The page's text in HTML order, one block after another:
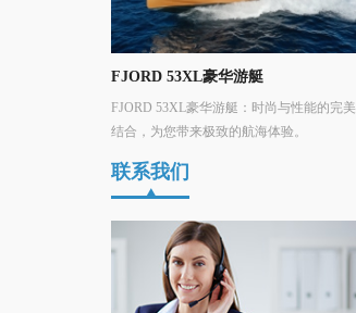
全新Hanse 461全能巡航帆船，续写
经典航海传奇
承袭 Hanse 460 经典船体全面升级，搭载三
大原厂航海黑科技，单人好操控、居住多元
能巡航帆船。
联系我们